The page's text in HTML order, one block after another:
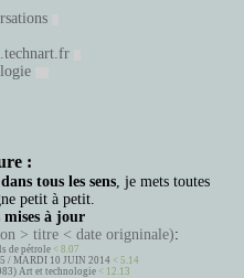
:
dans tous les sens, je mets toutes
petit à petit.
mises à jour
> titre < date origninale):
de pétrole < 8.07
/ MARDI 10 JUIN 2014 < 5.14
Art et technologie< 12.13